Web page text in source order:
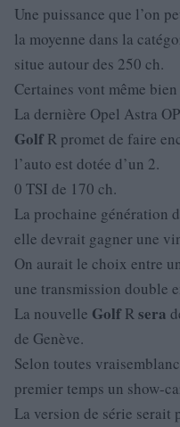
Une puissance que l’on
la moyenne dans la
situe autour des 250 ch.
Certaines vont même
La dernière Opel Astra
GolfR promet de faire
l’auto est dotée d’un 2.
0 TSI de 170 ch.
La prochaine génération
elle devrait gagner une
On aurait le choix entre
une transmission double
La nouvelle GolfRsera
de Genève.
Selon toutes
premier temps un show-
La version de série serait